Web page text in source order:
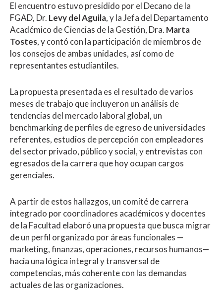
El encuentro estuvo presidido por el Decano de la
FGAD, Dr. Levy del Aguila, y la Jefa del Departamento
Académico de Ciencias de la Gestión, Dra. Marta
Tostes, y contó con la participación de miembros de
los consejos de ambas unidades, así como de
representantes estudiantiles.
La propuesta presentada es el resultado de varios
meses de trabajo que incluyeron un análisis de
tendencias del mercado laboral global, un
benchmarking de perfiles de egreso de universidades
referentes, estudios de percepción con empleadores
del sector privado, público y social, y entrevistas con
egresados de la carrera que hoy ocupan cargos
gerenciales.
A partir de estos hallazgos, un comité de carrera
integrado por coordinadores académicos y docentes
de la Facultad elaboró una propuesta que busca migrar
de un perfil organizado por áreas funcionales —
marketing, finanzas, operaciones, recursos humanos—
hacia una lógica integral y transversal de
competencias, más coherente con las demandas
actuales de las organizaciones.